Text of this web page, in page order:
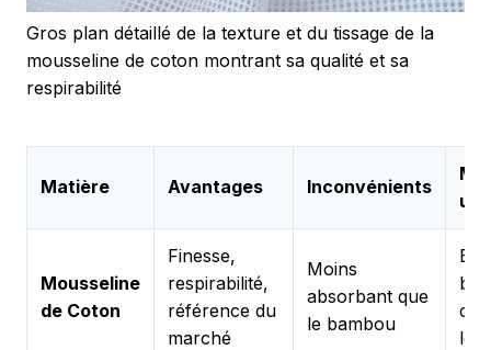
Gros plan détaillé de la texture et du tissage de la
mousseline de coton montrant sa qualité et sa
respirabilité
Matière Avantages Inconvénients
Mousseline
de Coton
Finesse,
respirabilité,
référence du
marché
Moins
absorbant que
le bambou